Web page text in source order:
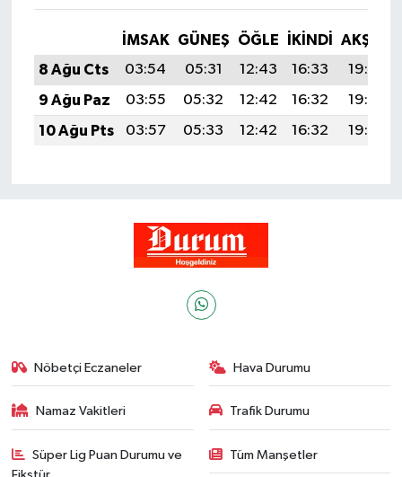
İMSAK GÜNEŞ ÖĞLE İKINDI
AKŞAM
8 Ağu Cts
03:54 05:31 12:43 16:33
19:45
9 Ağu Paz
03:55 05:32 12:42 16:32
19:43
10 Ağu Pts
03:57 05:33 12:42 16:32 19:42
Nöbetçi Eczaneler Hava Durumu
Namaz Vakitleri Trafik Durumu
Süper Lig Puan Durumu ve
Fikstür
Tüm Manşetler